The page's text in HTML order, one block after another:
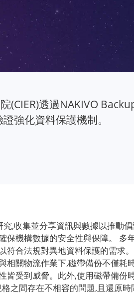
(CIER)透過NAKIVO
強化資料保護機制。
,收集並分享資訊與數據以推動
機構數據的安全性與保障。
符合法規對異地資料保護的需求
相關物流作業下,磁帶備份不僅
受到威脅。此外,使用磁帶備
之間存在不相容的問題,且還原